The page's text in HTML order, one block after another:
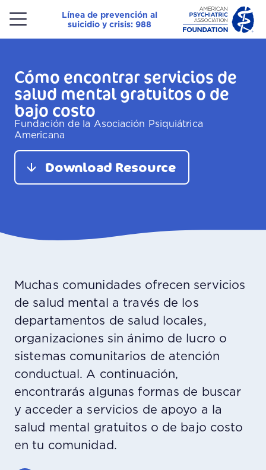
Línea de prevención al
suicidio y crisis: 988
Cómo encontrar servicios de
salud mental gratuitos o de
bajo costo
Fundación de la Asociación Psiquiátrica
Americana
Download Resource
Muchas comunidades ofrecen servicios
de salud mental a través de los
departamentos de salud locales,
organizaciones sin ánimo de lucro o
sistemas comunitarios de atención
conductual. A continuación,
encontrarás algunas formas de buscar
y acceder a servicios de apoyo a la
salud mental gratuitos o de bajo costo
en tu comunidad.